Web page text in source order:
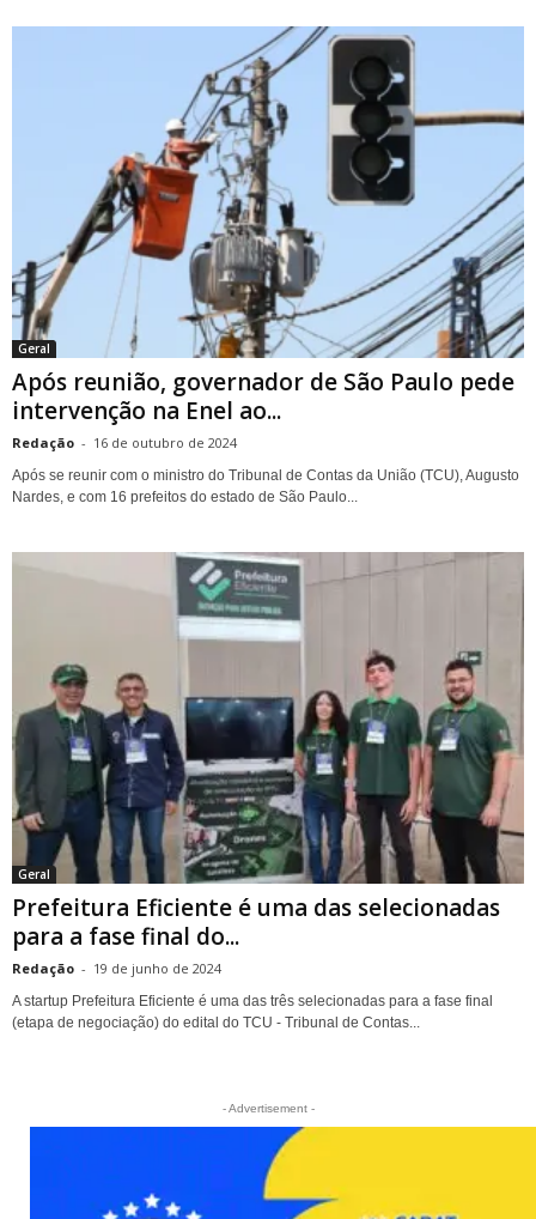
Geral
Após reunião, governador de São Paulo pede
intervenção na Enel ao...
Redação - 16 de outubro de 2024
Após se reunir com o ministro do Tribunal de Contas da União (TCU), Augusto
Nardes, e com 16 prefeitos do estado de São Paulo...
Geral
Prefeitura Eficiente é uma das selecionadas
para a fase final do...
Redação - 19 de junho de 2024
A startup Prefeitura Eficiente é uma das três selecionadas para a fase final
(etapa de negociação) do edital do TCU - Tribunal de Contas...
- Advertisement -